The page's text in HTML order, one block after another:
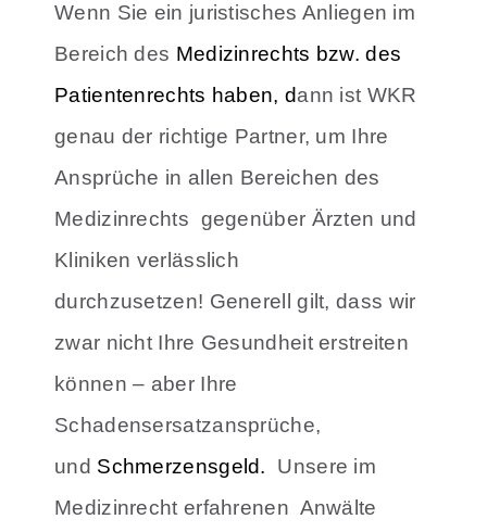
Wenn Sie ein juristisches Anliegen im
Bereich des Medizinrechts bzw. des
Patientenrechts haben, dann ist WKR
genau der richtige Partner, um Ihre
Ansprüche in allen Bereichen des
Medizinrechts gegenüber Ärzten und
Kliniken verlässlich
durchzusetzen! Generell gilt, dass wir
zwar nicht Ihre Gesundheit erstreiten
können – aber Ihre
Schadensersatzansprüche,
und Schmerzensgeld.
Unsere im
Medizinrecht erfahrenen Anwälte